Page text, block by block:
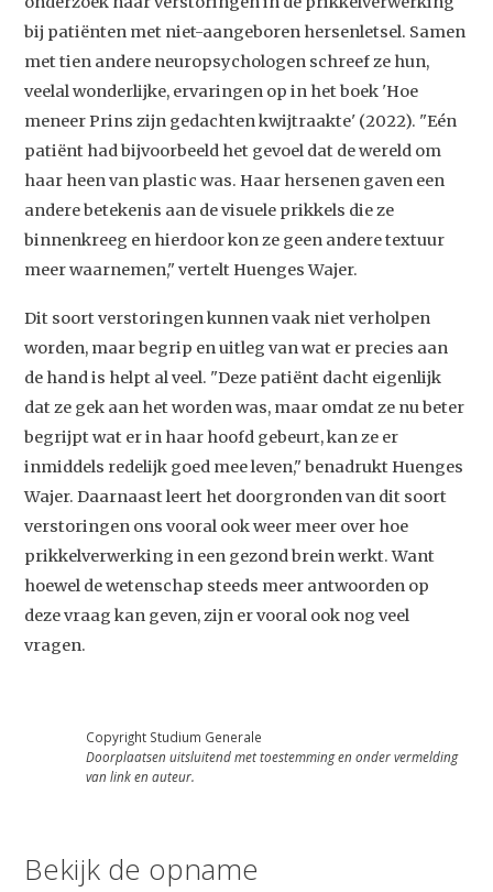
Studium Generale
Home
Agenda
Video
Podcast
Artikelen
Contact
bij patiënten met niet-aangeboren hersenletsel. Samen
met tien andere neuropsychologen schreef ze hun,
veelal wonderlijke, ervaringen op in het boek 'Hoe
meneer Prins zijn gedachten kwijtraakte' (2022). "Eén
patiënt had bijvoorbeeld het gevoel dat de wereld om
haar heen van plastic was. Haar hersenen gaven een
andere betekenis aan de visuele prikkels die ze
binnenkreeg en hierdoor kon ze geen andere textuur
meer waarnemen," vertelt Huenges Wajer.
Dit soort verstoringen kunnen vaak niet verholpen
worden, maar begrip en uitleg van wat er precies aan
de hand is helpt al veel. "Deze patiënt dacht eigenlijk
dat ze gek aan het worden was, maar omdat ze nu beter
begrijpt wat er in haar hoofd gebeurt, kan ze er
inmiddels redelijk goed mee leven," benadrukt Huenges
Wajer. Daarnaast leert het doorgronden van dit soort
verstoringen ons vooral ook weer meer over hoe
prikkelverwerking in een gezond brein werkt. Want
hoewel de wetenschap steeds meer antwoorden op
deze vraag kan geven, zijn er vooral ook nog veel
vragen.
Copyright Studium Generale
Doorplaatsen uitsluitend met toestemming en onder vermelding
van link en auteur.
Bekijk de opname